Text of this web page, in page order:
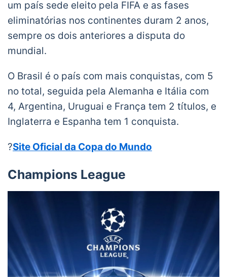
um país sede eleito pela FIFA e as fases
eliminatórias nos continentes duram 2 anos,
sempre os dois anteriores a disputa do
mundial.
O Brasil é o país com mais conquistas, com 5
no total, seguida pela Alemanha e Itália com
4, Argentina, Uruguai e França tem 2 títulos, e
Inglaterra e Espanha tem 1 conquista.
?Site Oficial da Copa do Mundo
Champions League